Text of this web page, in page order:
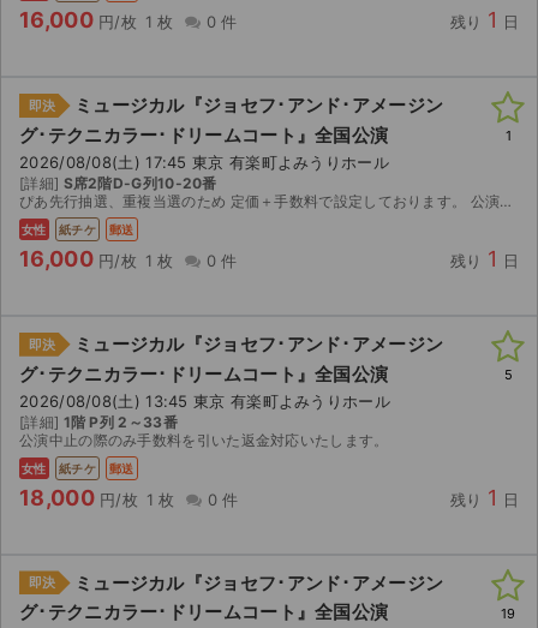
スポーツ
ご利用ガイド
ご利用ガイド
手数料・お支払い方法
よくある質問
お知らせ
16,000 円/枚 1 枚 0 件 残り 1 日
即決
ミュージカル『ジョセフ･アンド･アメージン
グ･テクニカラー･ドリームコート』全国公演
2026/08/08(土) 17:45 東京 有楽町よみうりホール
[詳細] S席2階D-G列10-20番
ぴあ先行抽選、重複当選のため 定価＋手数料で設定しております。 公演中止時のみ手数料・送料を差し引いて返金いたします。
女性 紙チケ 郵送
16,000 円/枚 1 枚 0 件 残り 1 日
1
即決
ミュージカル『ジョセフ･アンド･アメージン
グ･テクニカラー･ドリームコート』全国公演
2026/08/08(土) 13:45 東京 有楽町よみうりホール
[詳細] 1階 P列 2～33番
公演中止の際のみ手数料を引いた返金対応いたします。
女性 紙チケ 郵送
18,000 円/枚 1 枚 0 件 残り 1 日
5
即決
ミュージカル『ジョセフ･アンド･アメージン
グ･テクニカラー･ドリームコート』全国公演
19